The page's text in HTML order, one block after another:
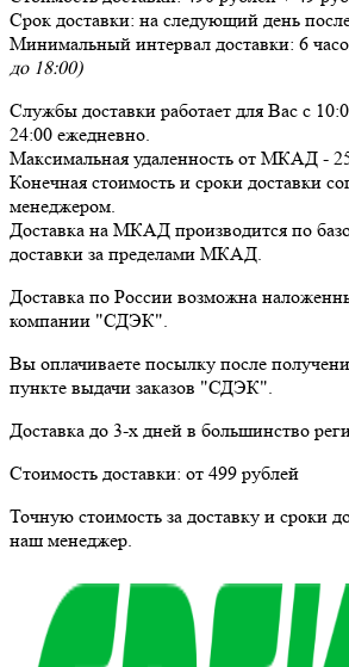
Срок доставки: на следующий день после
Минимальный интервал доставки: 6
до 18:00)
Службы доставки работает для Вас с
24:00 ежедневно.
Максимальная удаленность от МКАД -
Конечная стоимость и сроки доставки
менеджером.
Доставка на МКАД производится по
доставки за пределами МКАД.
Доставка по России возможна
компании "СДЭК".
Вы оплачиваете посылку после
пункте выдачи заказов "СДЭК".
Доставка до 3-х дней в большинство
Стоимость доставки: от 499 рублей
Точную стоимость за доставку и сроки
наш менеджер.